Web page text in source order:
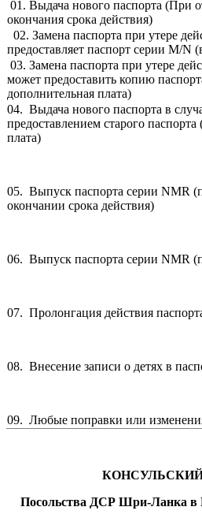
01. Выдача нового паспорта (При
окончания срока действия)
02. Замена паспорта при утере
предоставляет паспорт серии M/N
03. Замена паспорта при утере
может предоставить копию
дополнительная плата)
04. Выдача нового паспорта в
предоставлением старого
плата)
05. Выпуск паспорта серии NMR
окончании срока действия)
06. Выпуск паспорта серии NMR
07. Пролонгация действия
08. Внесение записи о детях в
09. Любые поправки или
Посольства ДСР Шри-Ланка в